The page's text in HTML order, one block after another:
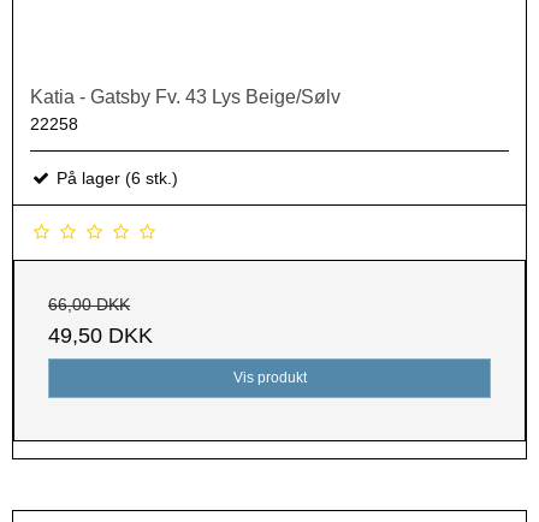
Katia - Gatsby Fv. 43 Lys Beige/Sølv
22258
På lager (6 stk.)
66,00 DKK
49,50 DKK
Vis produkt